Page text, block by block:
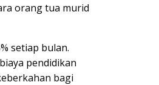
orang tua murid
setiap bulan.
pendidikan
bagi